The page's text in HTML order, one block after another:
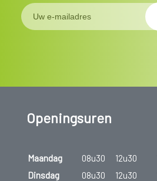
Openingsuren
Maandag 08u30 12u30
Dinsdag
08u30 12u30